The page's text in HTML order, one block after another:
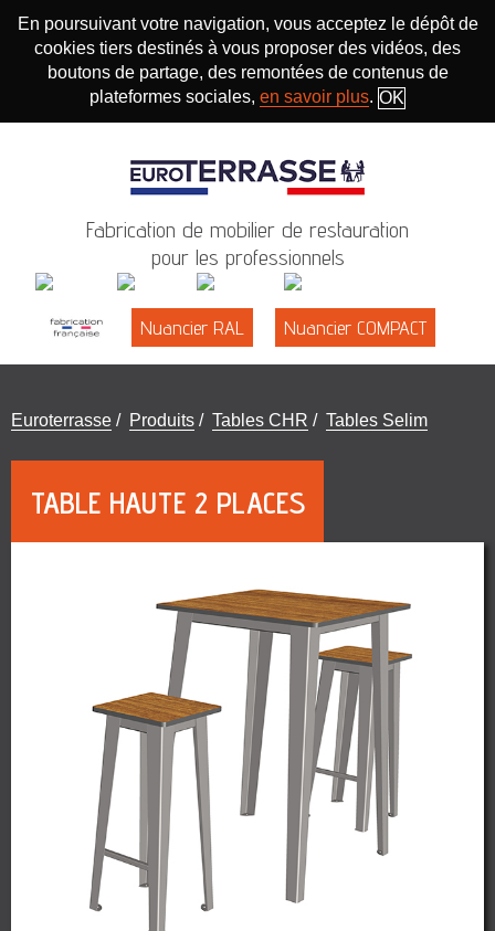
En poursuivant votre navigation, vous acceptez le dépôt de
cookies tiers destinés à vous proposer des vidéos, des
boutons de partage, des remontées de contenus de
plateformes sociales, en savoir plus. OK
Fabrication de mobilier de restauration
pour les professionnels
Nuancier RAL Nuancier COMPACT
Vous
Euroterrasse / Produits / Tables CHR / Tables Selim
TABLE HAUTE 2 PLACES